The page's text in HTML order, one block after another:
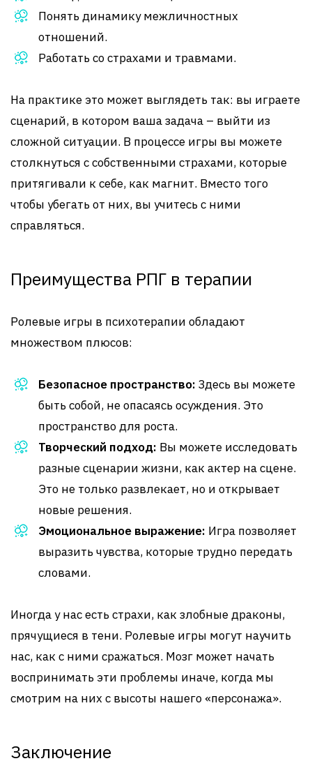
Понять динамику межличностных
отношений.
Работать со страхами и травмами.
На практике это может выглядеть так: вы играете
сценарий, в котором ваша задача – выйти из
сложной ситуации. В процессе игры вы можете
столкнуться с собственными страхами, которые
притягивали к себе, как магнит. Вместо того
чтобы убегать от них, вы учитесь с ними
справляться.
Преимущества РПГ в терапии
Ролевые игры в психотерапии обладают
множеством плюсов:
Безопасное пространство: Здесь вы можете
быть собой, не опасаясь осуждения. Это
пространство для роста.
Творческий подход: Вы можете исследовать
разные сценарии жизни, как актер на сцене.
Это не только развлекает, но и открывает
новые решения.
Эмоциональное выражение: Игра позволяет
выразить чувства, которые трудно передать
словами.
Иногда у нас есть страхи, как злобные драконы,
прячущиеся в тени. Ролевые игры могут научить
нас, как с ними сражаться. Мозг может начать
воспринимать эти проблемы иначе, когда мы
смотрим на них с высоты нашего «персонажа».
Заключение